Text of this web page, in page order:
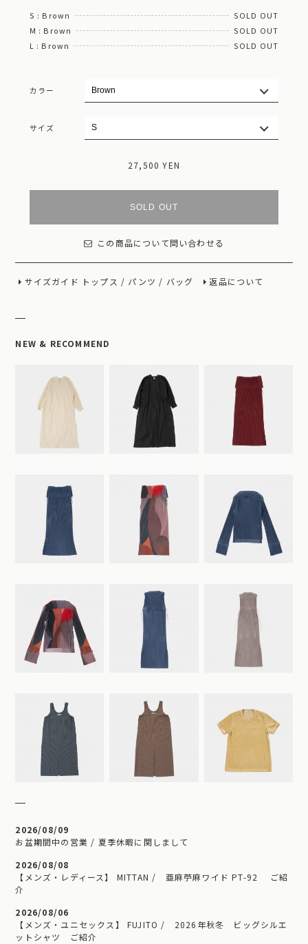
S : Brown
SOLD OUT
M : Brown
SOLD OUT
L : Brown
SOLD OUT
カラー
サイズ
27,500 YEN
SOLD OUT
この商品について問い合わせる
サイズガイド トップス / パンツ / バッグ 返品について
NEW & RECOMMEND
2026/08/09
お盆期間中の営業 / 夏季休暇に関しまして
2026/08/08
【メンズ・レディース】 MITTAN / 亜麻苧麻ワイド PT-92 ご紹
介
2026/08/06
【メンズ・ユニセックス】 FUJITO / 2026年秋冬 ビッグシルエ
ットシャツ ご紹介